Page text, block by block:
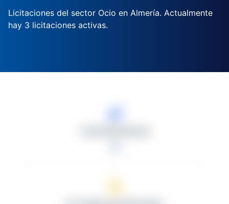
Licitaciones del sector Ocio en Almería. Actualmente
hay 3 licitaciones activas.